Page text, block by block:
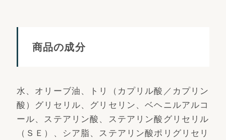
商品の成分
水、オリーブ油、トリ（カプリル酸／カプリン
酸）グリセリル、グリセリン、ベヘニルアルコ
ール、ステアリン酸、ステアリン酸グリセリル
（ＳＥ）、シア脂、ステアリン酸ポリグリセリ